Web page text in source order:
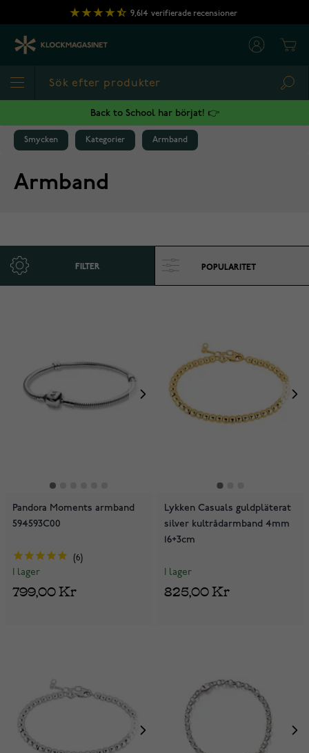
Hoppa till innehållet
9,614 verifierade recensioner
Back to School har börjat! 👉
Smycken Kategorier Armband
Armband
FILTER
Pandora Moments armband
594593C00
6
I lager
799,00 Kr
Lykken Casuals guldpläterat
silver kultrådarmband 4mm
16+3cm
I lager
825,00 Kr